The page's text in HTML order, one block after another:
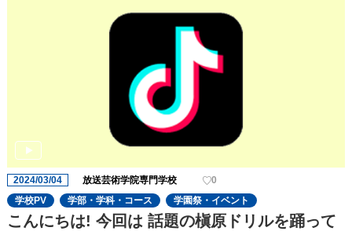
2024/03/04 放送芸術学院専門学校
0
学校PV
学部・学科・コース 学園祭・イベント
こんにちは! 今回は 話題の槇原ドリルを踊って